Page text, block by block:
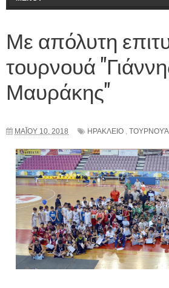
Με απόλυτη
τουρνουά
Μαυράκης"
ΜΑΪ́ΟΥ 10, 2018 ΗΡΑΚΛΕΙΟ , ΤΟΥΡΝΟΥΆ